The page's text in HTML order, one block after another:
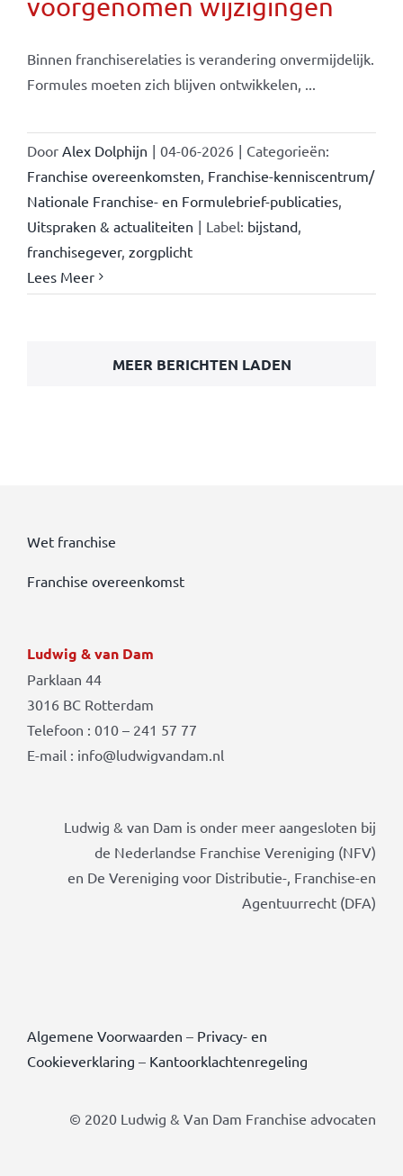
voorgenomen wijzigingen
Binnen franchiserelaties is verandering onvermijdelijk.
Formules moeten zich blijven ontwikkelen, ...
Door Alex Dolphijn | 04-06-2026 | Categorieën:
Franchise overeenkomsten, Franchise-kenniscentrum/
Nationale Franchise- en Formulebrief-publicaties,
Uitspraken & actualiteiten | Label: bijstand,
franchisegever, zorgplicht
Lees Meer
MEER BERICHTEN LADEN
Wet franchise
Franchise overeenkomst
Ludwig & van Dam
Parklaan 44
3016 BC Rotterdam
Telefoon : 010 – 241 57 77
E-mail : info@ludwigvandam.nl
Ludwig & van Dam is onder meer aangesloten bij
de Nederlandse Franchise Vereniging (NFV)
en De Vereniging voor Distributie-, Franchise-en
Agentuurrecht (DFA)
Algemene Voorwaarden – Privacy- en
Cookieverklaring – Kantoorklachtenregeling
© 2020 Ludwig & Van Dam Franchise advocaten